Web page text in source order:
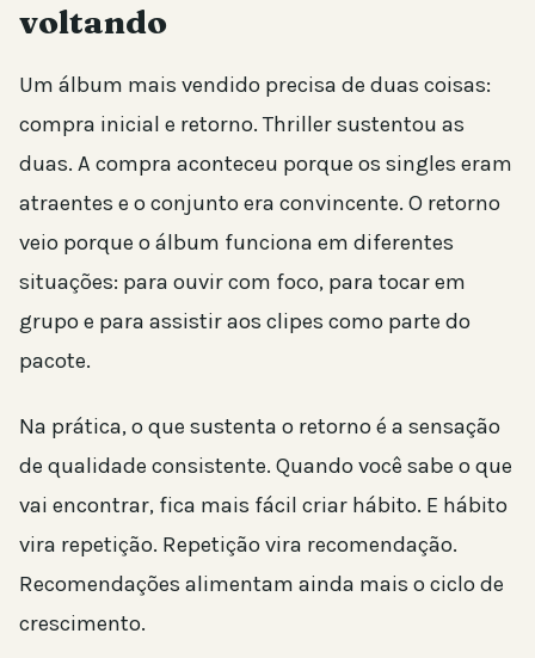
voltando
Um álbum mais vendido precisa de duas coisas:
compra inicial e retorno. Thriller sustentou as
duas. A compra aconteceu porque os singles eram
atraentes e o conjunto era convincente. O retorno
veio porque o álbum funciona em diferentes
situações: para ouvir com foco, para tocar em
grupo e para assistir aos clipes como parte do
pacote.
Na prática, o que sustenta o retorno é a sensação
de qualidade consistente. Quando você sabe o que
vai encontrar, fica mais fácil criar hábito. E hábito
vira repetição. Repetição vira recomendação.
Recomendações alimentam ainda mais o ciclo de
crescimento.